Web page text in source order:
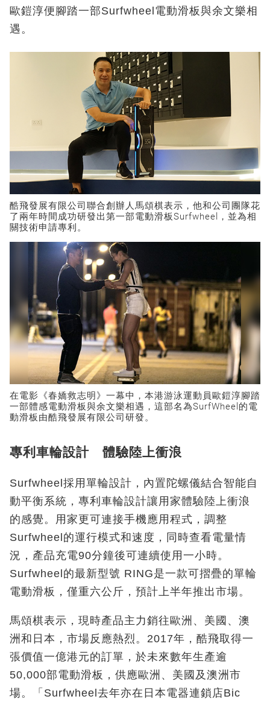
歐鎧淳便腳踏一部Surfwheel電動滑板與余文樂相
遇。
酷飛發展有限公司聯合創辦人馬頌棋表示，他和公司團隊花
了兩年時間成功研發出第一部電動滑板Surfwheel，並為相
關技術申請專利。
在電影《春嬌救志明》一幕中，本港游泳運動員歐鎧淳腳踏
一部體感電動滑板與余文樂相遇，這部名為SurfWheel的電
動滑板由酷飛發展有限公司研發。
專利車輪設計 體驗陸上衝浪
Surfwheel採用單輪設計，內置陀螺儀結合智能自
動平衡系統，專利車輪設計讓用家體驗陸上衝浪
的感覺。用家更可連接手機應用程式，調整
Surfwheel的運行模式和速度，同時查看電量情
況，產品充電90分鐘後可連續使用一小時。
Surfwheel的最新型號 RING是一款可摺疊的單輪
電動滑板，僅重六公斤，預計上半年推出市場。
馬頌棋表示，現時產品主力銷往歐洲、美國、澳
洲和日本，市場反應熱烈。2017年，酷飛取得一
張價值一億港元的訂單，於未來數年生產逾
50,000部電動滑板，供應歐洲、美國及澳洲市
場。「Surfwheel去年亦在日本電器連鎖店Bic